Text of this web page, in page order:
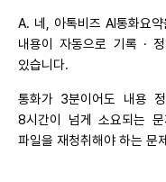
A. 네, 아톡비즈 AI통화요
내용이 자동으로 기록 ·
있습니다.
통화가 3분이어도 내용
8시간이 넘게 소요되는
파일을 재청취해야 하는 문